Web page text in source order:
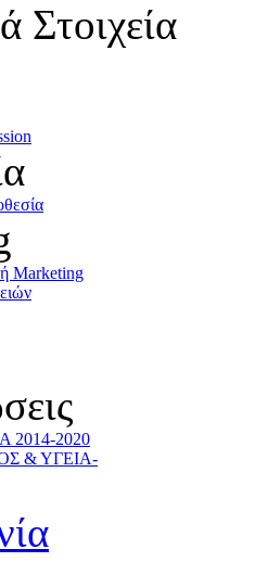
Στοιχεία
Marketing
2014-2020
& ΥΓΕΙΑ-